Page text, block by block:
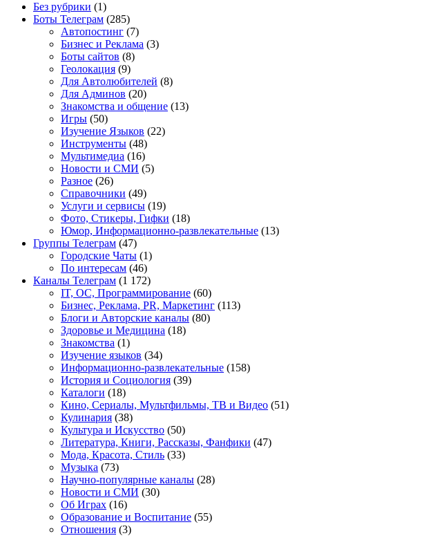
Без рубрики (1)
Боты Телеграм (285)
Автопостинг (7)
Бизнес и Реклама (3)
Боты сайтов (8)
Геолокация (9)
Для Автолюбителей (8)
Для Админов (20)
Знакомства и общение (13)
Игры (50)
Изучение Языков (22)
Инструменты (48)
Мультимедиа (16)
Новости и СМИ (5)
Разное (26)
Справочники (49)
Услуги и сервисы (19)
Фото, Стикеры, Гифки (18)
Юмор, Информационно-развлекательные (13)
Группы Телеграм (47)
Городские Чаты (1)
По интересам (46)
Каналы Телеграм (1 172)
IT, ОС, Программирование (60)
Бизнес, Реклама, PR, Маркетинг (113)
Блоги и Авторские каналы (80)
Здоровье и Медицина (18)
Знакомства (1)
Изучение языков (34)
Информационно-развлекательные (158)
История и Социология (39)
Каталоги (18)
Кино, Сериалы, Мультфильмы, ТВ и Видео (51)
Кулинария (38)
Культура и Искусство (50)
Литература, Книги, Рассказы, Фанфики (47)
Мода, Красота, Стиль (33)
Музыка (73)
Научно-популярные каналы (28)
Новости и СМИ (30)
Об Играх (16)
Образование и Воспитание (55)
Отношения (3)